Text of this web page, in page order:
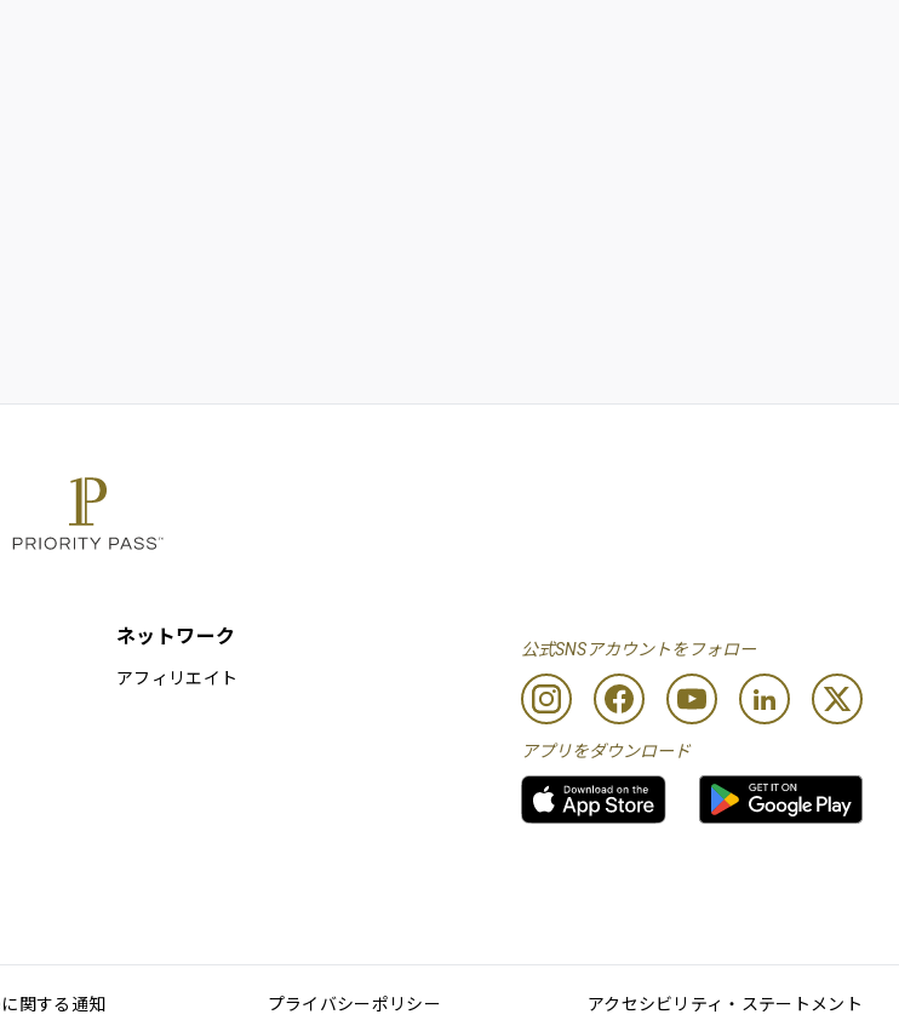
ネットワーク
アフィリエイト
公式SNSアカウントをフォロー
アプリをダウンロード
関する通知 プライバシーポリシー アクセシビリティ・ステートメント